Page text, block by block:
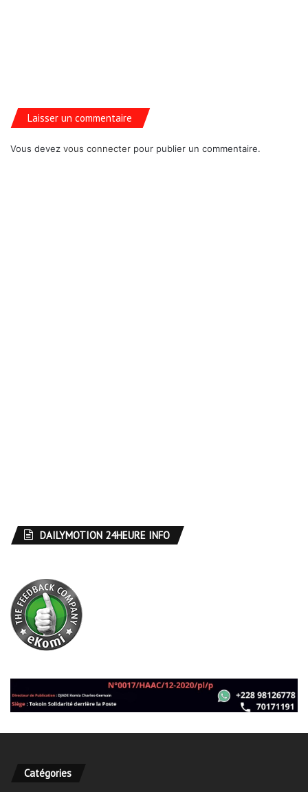
Laisser un commentaire
Vous devez vous connecter pour publier un commentaire.
DAILYMOTION 24HEURE INFO
Catégories